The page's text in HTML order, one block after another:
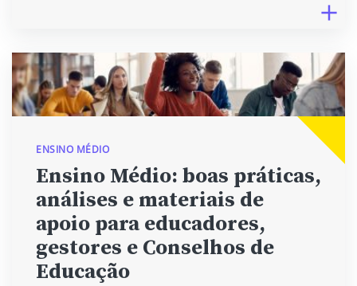
ENSINO MÉDIO
Ensino Médio: boas práticas,
análises e materiais de
apoio para educadores,
gestores e Conselhos de
Educação